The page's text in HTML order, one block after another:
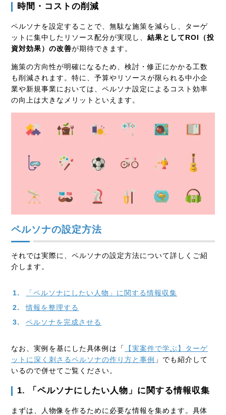
時間・コストの削減
ペルソナを設定することで、無駄な施策を減らし、ターゲ
ットに集中したリソース配分が実現し、結果としてROI（投
資対効果）の改善が期待できます。
施策の方向性が明確になるため、検討・修正にかかる工数
も削減されます。特に、予算やリソースが限られる中小企
業や新規事業においては、ペルソナ設定によるコスト効率
の向上は大きなメリットといえます。
ペルソナの設定方法
それでは実際に、ペルソナの設定方法について詳しくご紹
介します。
「ペルソナにしたい人物」に関する情報収集
情報を整理する
ペルソナを完成させる
なお、実例を基にした具体例は「
【実案件で学ぶ】ターゲ
ットに深く刺さるペルソナの作り方と事例 」でも紹介して
いるので併せてご覧ください。
1. 「ペルソナにしたい人物」に関する情報収集
まずは、人物像を作るために必要な情報を集めます。具体